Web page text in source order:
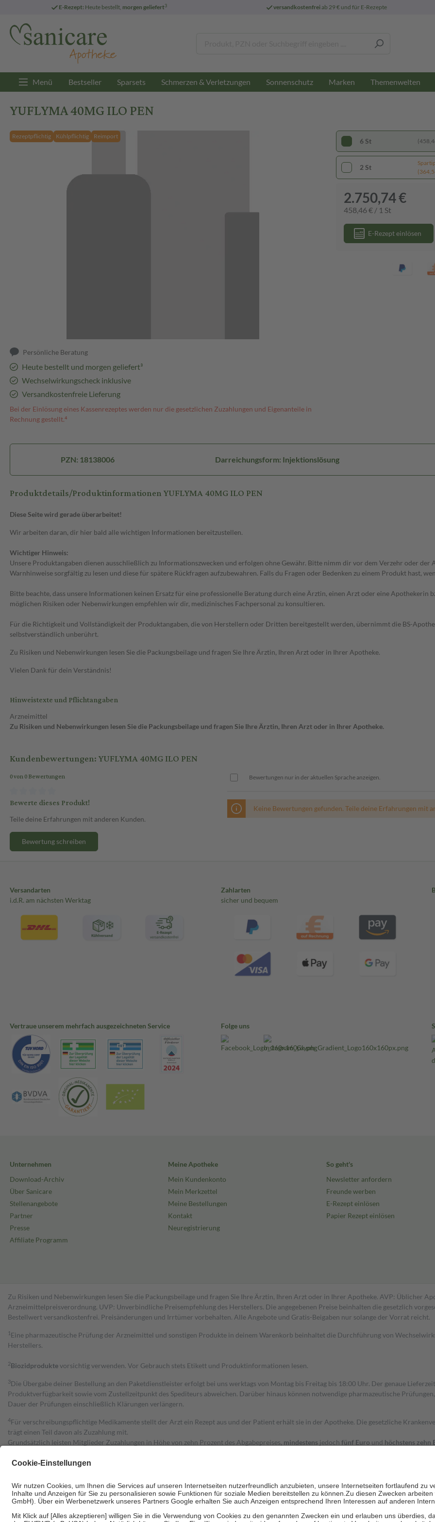
E-Rezept: Heute bestellt, morgen geliefert3 versandkostenfreiab 29 € und für E-Rezepte
Menü Bestseller Sparsets Schmerzen & Verletzungen Sonnenschutz Marken Themenwelten
YUFLYMA 40MG ILO PEN
Rezeptpflichtig Kühlpflichtig Reimport
Persönliche Beratung
Heute bestellt und morgen geliefert³
Wechselwirkungscheck inklusive
Versandkostenfreie Lieferung
Bei der Einlösung eines Kassenrezeptes werden nur die gesetzlichen Zuzahlungen und Eigenanteile in
Rechnung gestellt.⁴
6 St
2 St
2.750,74 €
458,46 € / 1 St
E-Rezept einlösen
PZN: 18138006 Darreichungsform: Injektionslösung
Produktdetails/Produktinformationen YUFLYMA 40MG ILO PEN
Diese Seite wird gerade überarbeitet!
Wir arbeiten daran, dir hier bald alle wichtigen Informationen bereitzustellen.
Wichtiger Hinweis:
Unsere Produktangaben dienen ausschließlich zu Informationszwecken und erfolgen ohne Gewähr. Bitte nimm dir vor dem Verzehr oder
Warnhinweise sorgfältig zu lesen und diese für spätere Rückfragen aufzubewahren. Falls du Fragen oder Bedenken zu einem Produkt hast,
Bitte beachte, dass unsere Informationen keinen Ersatz für eine professionelle Beratung durch eine Ärztin, einen Arzt oder eine Apothekerin
möglichen Risiken oder Nebenwirkungen empfehlen wir dir, medizinisches Fachpersonal zu konsultieren.
Für die Richtigkeit und Vollständigkeit der Produktangaben, die von Herstellern oder Dritten bereitgestellt werden, übernimmt die BS-
selbstverständlich unberührt.
Zu Risiken und Nebenwirkungen lesen Sie die Packungsbeilage und fragen Sie Ihre Ärztin, Ihren Arzt oder in Ihrer Apotheke.
Vielen Dank für dein Verständnis!
Hinweistexte und Pflichtangaben
Arzneimittel
Zu Risiken und Nebenwirkungen lesen Sie die Packungsbeilage und fragen Sie Ihre Ärztin, Ihren Arzt oder in Ihrer Apotheke.
Kundenbewertungen: YUFLYMA 40MG ILO PEN
0 von 0 Bewertungen
Bewerte dieses Produkt!
Teile deine Erfahrungen mit anderen Kunden.
Bewertung schreiben
Bewertungen nur in der aktuellen Sprache anzeigen.
Keine Bewertungen gefunden. Teile deine Erfahrungen mit
Versandarten
i.d.R. am nächsten Werktag
Zahlarten
sicher und bequem
Vertraue unserem mehrfach ausgezeichneten Service Folge uns
Unternehmen
Download-Archiv
Über Sanicare
Stellenangebote
Partner
Presse
Affiliate Programm
Meine Apotheke
Mein Kundenkonto
Mein Merkzettel
Meine Bestellungen
Kontakt
Neuregistrierung
So geht's
Newsletter anfordern
Freunde werben
E-Rezept einlösen
Papier Rezept einlösen
Zu Risiken und Nebenwirkungen lesen Sie die Packungsbeilage und fragen Sie Ihre Ärztin, Ihren Arzt oder in Ihrer Apotheke. AVP: Üblicher
Arzneimittelpreisverordnung. UVP: Unverbindliche Preisempfehlung des Herstellers. Die angegebenen Preise beinhalten die gesetzlich
Bestell­wert versand­kosten­frei. Preisänderungen und Irrtümer vorbehalten. Alle Angebote und Gratis-Beigaben nur solange der Vorrat reicht.
1 Eine pharmazeutische Prüfung der Arzneimittel und sonstigen Produkte in deinem Warenkorb beinhaltet die Durchführung von
Herstellers.
2Biozidproduktevorsichtig verwenden. Vor Gebrauch stets Etikett und Produktinformationen lesen.
3Die Übergabe deiner Bestellung an den Paketdienstleister erfolgt bei uns werktags von Montag bis Freitag bis 18:00 Uhr. Der genaue
Produktverfügbarkeit sowie vom Zustellzeitpunkt des Spediteurs abweichen. Darüber hinaus können notwendige pharmazeutische
Dauer der Prüfungen einschließlich Klärungen verlängern.
4Für verschreibungspflichtige Medikamente stellt der Arzt ein Rezept aus und der Patient erhält sie in der Apotheke. Die gesetzliche
trägt einen Teil davon als Zuzahlung mit.
Grundsätzlich leisten Mitglieder Zuzahlungen in Höhe von zehn Prozent des Abgabepreises, mindestens jedoch fünf Euro und höchstens zehn
Diese Regeln gelten grundsätzlich auch für Online-Apotheken.
Um das Engagement der Versicherten für ihre eigene Gesundheit zu stärken und die besondere Stellung der Familie zu unterstützen, fallen
• Kindern und Jugendlichen bis zum vollendeten 18. Lebensjahr mit Ausnahme der Fahrkosten
• Untersuchungen zur Vorsorge und Früherkennung, die von der GKV getragen werden
• empfohlenen Schutzimpfungen